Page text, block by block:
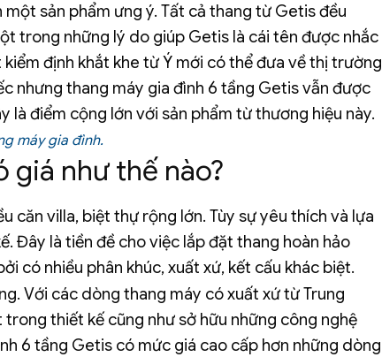
sản phẩm ưng ý. Tất cả thang từ Getis đều
trong những lý do giúp Getis là cái tên được nhắc
định khắt khe từ Ý mới có thể đưa về thị trường
nhưng thang máy gia đình 6 tầng Getis vẫn được
là điểm cộng lớn với sản phẩm từ thương hiệu này.
máy gia đình.
giá như thế nào?
căn villa, biệt thự rộng lớn. Tùy sự yêu thích và lựa
Đây là tiền đề cho việc lắp đặt thang hoàn hảo
có nhiều phân khúc, xuất xứ, kết cấu khác biệt.
Với các dòng thang máy có xuất xứ từ Trung
trong thiết kế cũng như sở hữu những công nghệ
6 tầng Getis có mức giá cao cấp hơn những dòng